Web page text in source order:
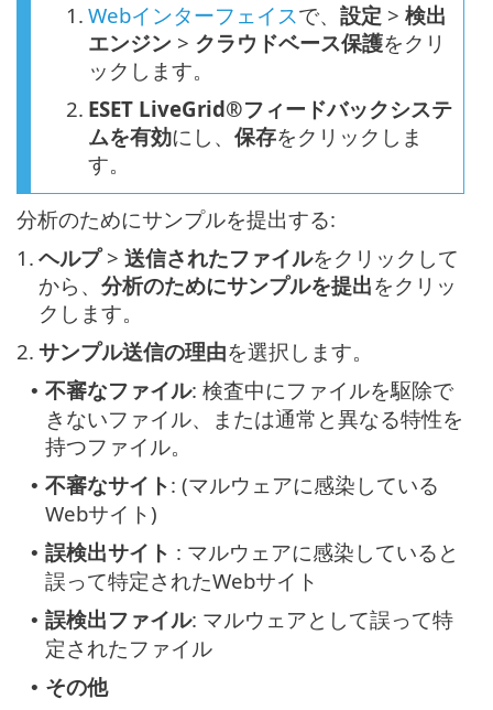
1. Webインターフェイスで、 設定 > 検出
エンジン > クラウドベース保護をクリ
ックします。
2. ESET LiveGrid®フィードバックシステ
ムを有効にし、 保存をクリックしま
す。
分析のためにサンプルを提出する:
1. ヘルプ> 送信されたファイルをクリックして
から、 分析のためにサンプルを提出をクリッ
クします。
2. サンプル送信の理由を選択します。
• 不審なファイル: 検査中にファイルを駆除で
きないファイル、または通常と異なる特性を
持つファイル。
• 不審なサイト: (マルウェアに感染している
Webサイト)
• 誤検出サイト : マルウェアに感染していると
誤って特定されたWebサイト
• 誤検出ファイル: マルウェアとして誤って特
定されたファイル
• その他